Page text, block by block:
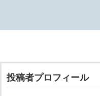
投稿者プロフィール